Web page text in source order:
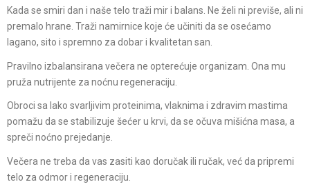
Kada se smiri dan i naše telo traži mir i balans. Ne želi ni previše, ali ni
premalo hrane. Traži namirnice koje će učiniti da se osećamo
lagano, sito i spremno za dobar i kvalitetan san.
Pravilno izbalansirana večera ne opterećuje organizam. Ona mu
pruža nutrijente za noćnu regeneraciju.
Obroci sa lako svarljivim proteinima, vlaknima i zdravim mastima
pomažu da se stabilizuje šećer u krvi, da se očuva mišićna masa, a
spreči noćno prejedanje.
Večera ne treba da vas zasiti kao doručak ili ručak, već da pripremi
telo za odmor i regeneraciju.